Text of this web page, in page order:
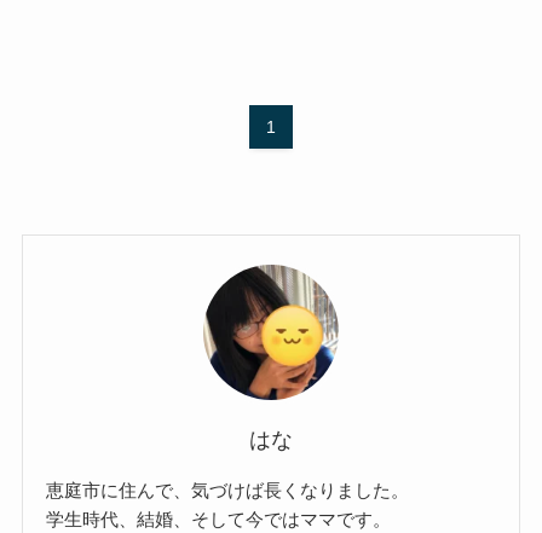
1
はな
恵庭市に住んで、気づけば長くなりました。
学生時代、結婚、そして今ではママです。